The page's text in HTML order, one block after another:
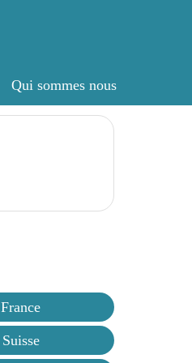
Qui sommes nous
France
Suisse